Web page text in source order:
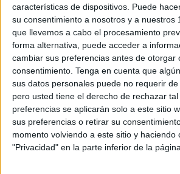
características de dispositivos. Puede
su consentimiento a nosotros y a nuestros
que llevemos a cabo el procesamiento
forma alternativa, puede acceder a
cambiar sus preferencias antes de otorgar
consentimiento. Tenga en cuenta que
sus datos personales puede no requerir
pero usted tiene el derecho de rechazar
preferencias se aplicarán solo a este sitio
sus preferencias o retirar su
momento volviendo a este sitio y haciendo
"Privacidad" en la parte inferior de la
Más de cien fieles de laAD Ceuta
lunes por la tarde a los jugadores y al
el partidofrente al Nàstic del pasado
Cualquiera que pasara por el puerto
conseguido pasar a la final contra el
así ya que el equipo deJosé Juan
'Nou Estadi'.
Pero dadas las circunstancias, los
muestra de lo que es Ceuta, y estar